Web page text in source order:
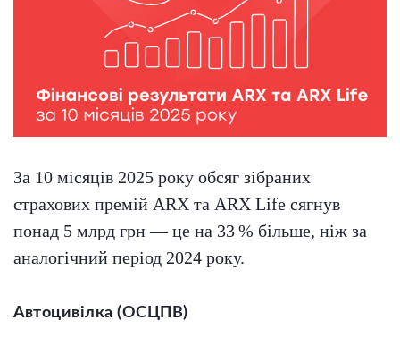
За 10 місяців 2025 року обсяг зібраних
страхових премій ARX та ARX Life сягнув
понад 5 млрд грн — це на 33 % більше, ніж за
аналогічний період 2024 року.
Автоцивілка (ОСЦПВ)